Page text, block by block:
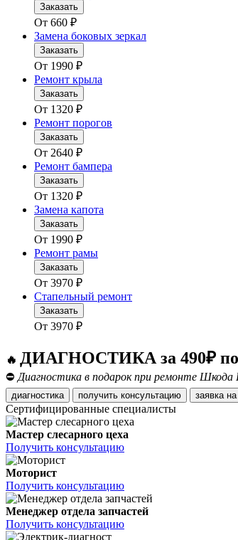
Заказать
От 660 ₽
Замена боковых зеркал
Заказать
От 1990 ₽
Ремонт крыла
Заказать
От 1320 ₽
Ремонт порогов
Заказать
От 2640 ₽
Ремонт бампера
Заказать
От 1320 ₽
Замена капота
Заказать
От 1990 ₽
Ремонт рамы
Заказать
От 3970 ₽
Стапельный ремонт
Заказать
От 3970 ₽
🔥 ДИАГНОСТИКА за 490₽ по
⛔ Диагностика в подарок при ремонте Шкода
диагностика получить консультацию
Сертифицированные специалисты
Мастер слесарного цеха
Получить консультацию
Моторист
Получить консультацию
Менеджер отдела запчастей
Получить консультацию